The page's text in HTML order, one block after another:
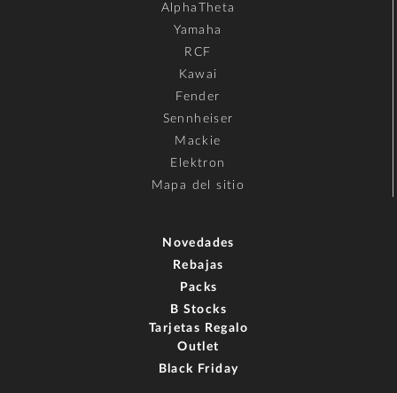
AlphaTheta
Yamaha
RCF
Kawai
Fender
Sennheiser
Mackie
Elektron
Mapa del sitio
Novedades
Rebajas
Packs
B Stocks
Tarjetas Regalo
Outlet
Black Friday